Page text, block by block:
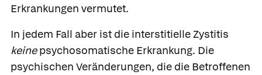
Erkrankungen vermutet.
In jedem Fall aber ist die interstitielle Zystitis
keinepsychosomatische Erkrankung. Die
psychischen Veränderungen, die die Betroffenen